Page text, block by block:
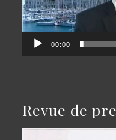
00:00
Revue de